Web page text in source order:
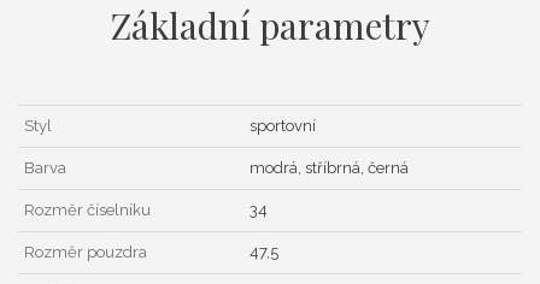
Základní parametry
Styl sportovní
Barva modrá, stříbrná, černá
Rozměr číselníku 34
Rozměr pouzdra 47,5